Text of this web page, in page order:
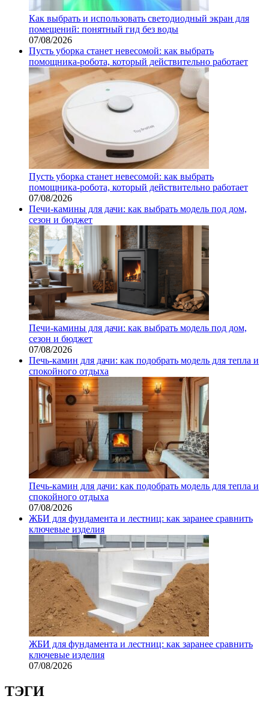
Как выбрать и использовать светодиодный экран для
помещений: понятный гид без воды
07/08/2026
Пусть уборка станет невесомой: как выбрать
помощника‑робота, который действительно работает
Пусть уборка станет невесомой: как выбрать
помощника‑робота, который действительно работает
07/08/2026
Печи-камины для дачи: как выбрать модель под дом,
сезон и бюджет
Печи-камины для дачи: как выбрать модель под дом,
сезон и бюджет
07/08/2026
Печь-камин для дачи: как подобрать модель для тепла и
спокойного отдыха
Печь-камин для дачи: как подобрать модель для тепла и
спокойного отдыха
07/08/2026
ЖБИ для фундамента и лестниц: как заранее сравнить
ключевые изделия
ЖБИ для фундамента и лестниц: как заранее сравнить
ключевые изделия
07/08/2026
ТЭГИ